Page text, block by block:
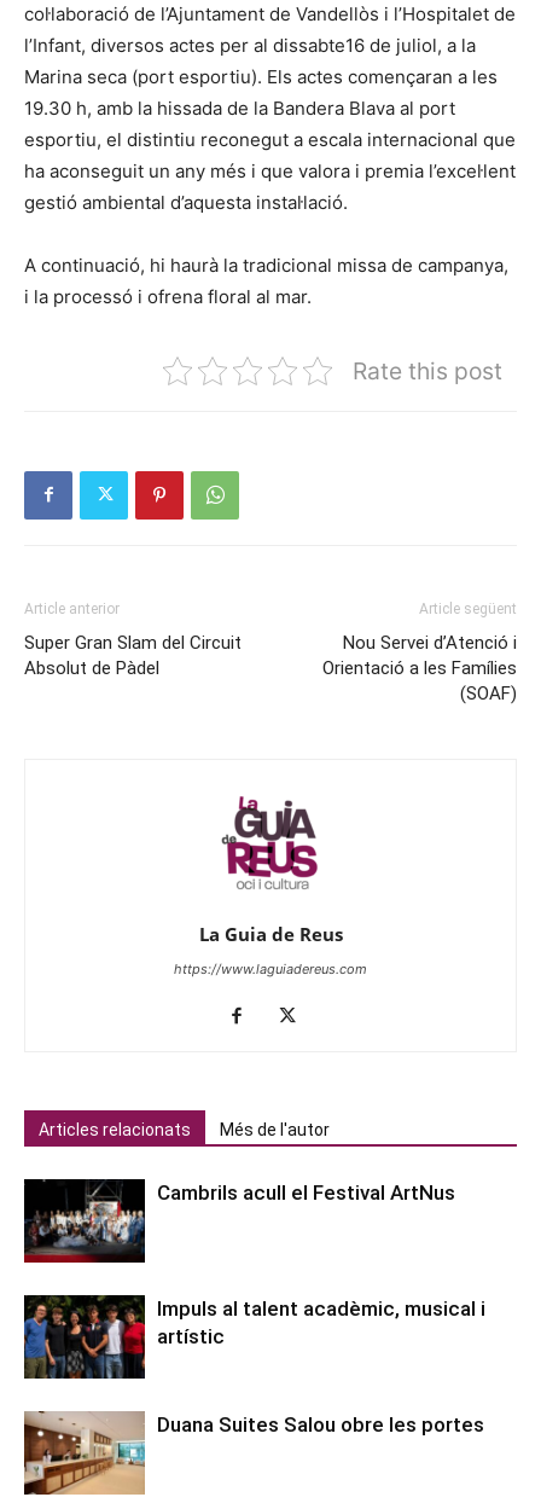
col·laboració de l’Ajuntament de Vandellòs i l’Hospitalet de
l’Infant, diversos actes per al dissabte16 de juliol, a la
Marina seca (port esportiu). Els actes començaran a les
19.30 h, amb la hissada de la Bandera Blava al port
esportiu, el distintiu reconegut a escala internacional que
ha aconseguit un any més i que valora i premia l’excel·lent
gestió ambiental d’aquesta instal·lació.
A continuació, hi haurà la tradicional missa de campanya,
i la processó i ofrena floral al mar.
Rate this post
Article anterior
Super Gran Slam del Circuit
Absolut de Pàdel
Article següent
Nou Servei d’Atenció i
Orientació a les Famílies
(SOAF)
La Guia de Reus
https://www.laguiadereus.com
Articles relacionats Més de l'autor
Cambrils acull el Festival ArtNus
Impuls al talent acadèmic, musical i
artístic
Duana Suites Salou obre les portes